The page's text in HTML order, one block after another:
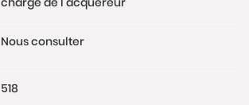
Nous consulter
518